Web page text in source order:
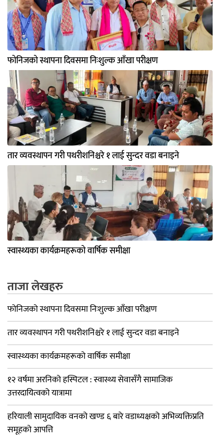
फोनिजको स्थापना दिवसमा निःशुल्क आँखा परीक्षण
तार व्यवस्थापन गरी पथरीशनिश्चरे १ लाई सुन्दर वडा बनाइने
स्वास्थ्यका कार्यक्रमहरूको वार्षिक समीक्षा
ताजा लेखहरु
फोनिजको स्थापना दिवसमा निःशुल्क आँखा परीक्षण
तार व्यवस्थापन गरी पथरीशनिश्चरे १ लाई सुन्दर वडा बनाइने
स्वास्थ्यका कार्यक्रमहरूको वार्षिक समीक्षा
१२ वर्षमा अरनिको हस्पिटल : स्वास्थ्य सेवासँगै सामाजिक
उत्तरदायित्वको यात्रामा
हरियाली सामुदायिक वनको खण्ड ६ बारे वडाध्यक्षको अभिव्यक्तिप्रति
समूहको आपत्ति